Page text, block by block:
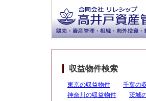
収益物件検索
東京の収益物件 千葉の
神奈川の収益物件
茨城